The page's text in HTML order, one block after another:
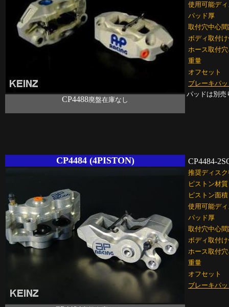
使用可能デ
パッド厚
取付穴中心
ボディ取付
ホース取付
重量
オフセット
ブレーキパ
パッドは別売
CP4488廃盤在庫なし
CP4484 (4PISTON) CP4484-
推奨ディス
ピストン材質
ピストン面積
使用可能デ
パッド厚
取付穴中心
ボディ取付
ホース取付
重量
オフセット
ブレーキパ